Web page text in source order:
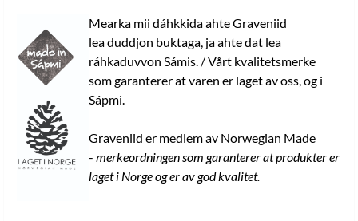
Mearka mii dáhkkida ahte Graveniid
lea duddjon buktaga, ja ahte dat lea
ráhkaduvvon Sámis. / Vårt kvalitetsmerke
som garanterer at varen er laget av oss, og i
Sápmi.
Graveniid er medlem av Norwegian Made
- merkeordningen som garanterer at produkter er
laget i Norge og er av god kvalitet.